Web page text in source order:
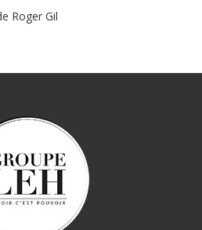
Roger Gil